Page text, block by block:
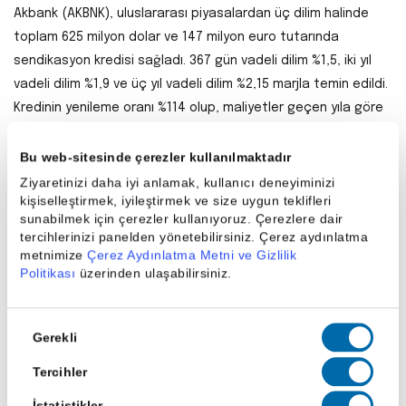
Bu web-sitesinde çerezler kullanılmaktadır
Ziyaretinizi daha iyi anlamak, kullanıcı deneyiminizi
kişiselleştirmek, iyileştirmek ve size uygun teklifleri
sunabilmek için çerezler kullanıyoruz. Çerezlere dair
tercihlerinizi panelden yönetebilirsiniz. Çerez aydınlatma
metnimize Çerez Aydınlatma Metni ve Gizlilik
Politikası üzerinden ulaşabilirsiniz.
Seçimi
Gerekli
Tercihler
Akbank (AKBNK), uluslararası piyasalardan üç dilim halinde
toplam 625 milyon dolar ve 147 milyon euro tutarında
sendikasyon kredisi sağladı. 367 gün vadeli dilim %1,5, iki yıl
vadeli dilim %1,9 ve üç yıl vadeli dilim %2,15 marjla temin edildi.
Kredinin yenileme oranı %114 olup, maliyetler geçen yıla göre
Garanti’den 250 Milyon Euro Sermaye
Artırımı
Garanti BBVA (GARAN), Hollanda’daki iştiraki Garanti Bank
International N.V.’ye 250 milyon euro sermaye artırımı
gerçekleştirdi. Sermaye bedeli ödenmiş olup, bu adım
Beyaz Eşya Satışlarında Eylül’de Güçlü Artış
TÜRKBESD verilerine göre yurt içi beyaz eşya satışları Eylül